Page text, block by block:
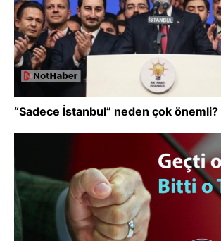
“Sadece İstanbul” neden çok önemli?